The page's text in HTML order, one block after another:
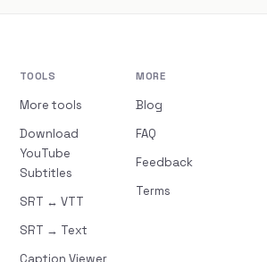
TOOLS
More tools
Download
YouTube
Subtitles
SRT ↔ VTT
SRT → Text
Caption Viewer
MORE
Blog
FAQ
Feedback
Terms